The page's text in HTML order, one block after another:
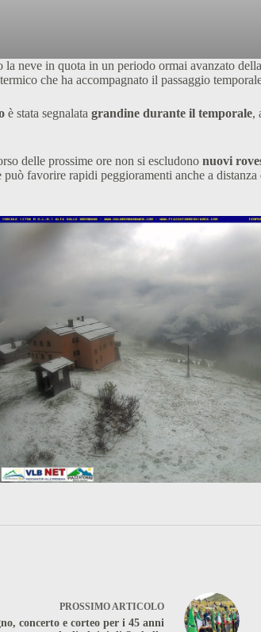
neve in quota in un periodo ormai avanzato
che ha accompagnato il passaggio
è stata segnalata grandine durante il temporale,
delle prossime ore non si escludono nuovi
favorire rapidi peggioramenti anche a distanza
PROSSIMO ARTICOLO
concerto e corteo per i 45 anni